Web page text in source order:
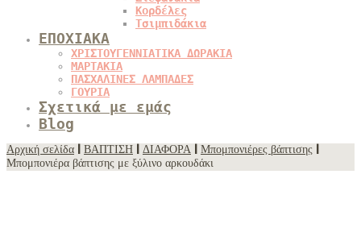
Κορδέλες
Τσιμπιδάκια
ΕΠΟΧΙΑΚΑ
ΧΡΙΣΤΟΥΓΕΝΝΙΑΤΙΚΑ ΔΩΡΑΚΙΑ
ΜΑΡΤΑΚΙΑ
ΠΑΣΧΑΛΙΝΕΣ ΛΑΜΠΑΔΕΣ
ΓΟΥΡΙΑ
Σχετικά με εμάς
Blog
Αρχική σελίδα ΒΑΠΤΙΣΗ ΔΙΑΦΟΡΑ Μπομπονιέρες βάπτισης
Μπομπονιέρα βάπτισης με ξύλινο αρκουδάκι